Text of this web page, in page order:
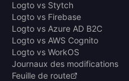
Logto vs Stytch
Logto vs Firebase
Logto vs Azure AD B2C
Logto vs AWS Cognito
Logto vs WorkOS
Journaux des modifications
Feuille de route